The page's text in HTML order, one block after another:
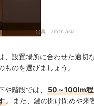
出典： amzn.asia
、設置場所に合わせた適
のを選びましょう。
階段では、
50～100lm程
。また、鍵の開け閉めや来